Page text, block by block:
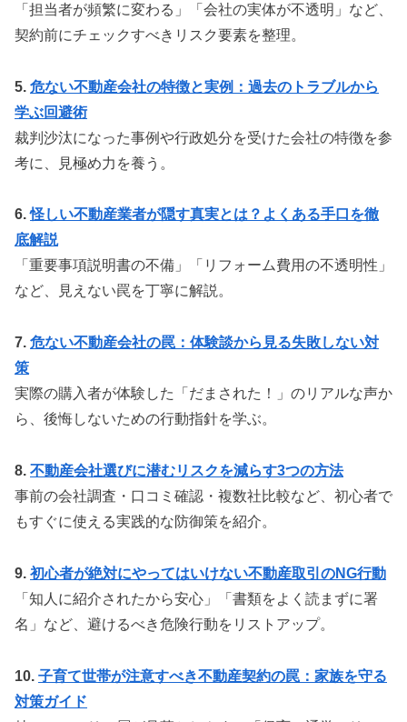
「担当者が頻繁に変わる」「会社の実体が不透明」など、
契約前にチェックすべきリスク要素を整理。
5. 危ない不動産会社の特徴と実例：過去のトラブルから
学ぶ回避術
裁判沙汰になった事例や行政処分を受けた会社の特徴を参
考に、見極め力を養う。
6.怪しい不動産業者が隠す真実とは？よくある手口を徹
底解説
「重要事項説明書の不備」「リフォーム費用の不透明性」
など、見えない罠を丁寧に解説。
7. 危ない不動産会社の罠：体験談から見る失敗しない対
策
実際の購入者が体験した「だまされた！」のリアルな声か
ら、後悔しないための行動指針を学ぶ。
8. 不動産会社選びに潜むリスクを減らす3つの方法
事前の会社調査・口コミ確認・複数社比較など、初心者で
もすぐに使える実践的な防御策を紹介。
9. 初心者が絶対にやってはいけない不動産取引のNG行動
「知人に紹介されたから安心」「書類をよく読まずに署
名」など、避けるべき危険行動をリストアップ。
10. 子育て世帯が注意すべき不動産契約の罠：家族を守る
対策ガイド